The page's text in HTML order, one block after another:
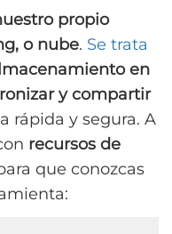
propio
o nube. Se trata
en
y compartir
rápida y segura. A
recursos de
que conozcas